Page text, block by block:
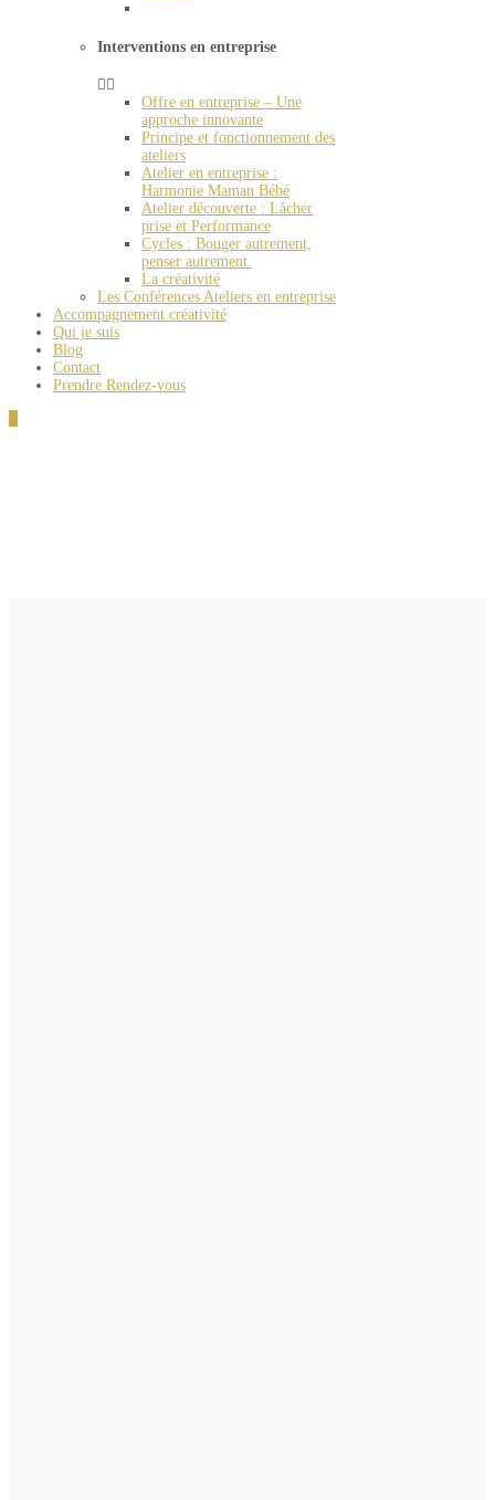
Interventions en entreprise
Offre en entreprise – Une
approche innovante
Principe et fonctionnement des
ateliers
Atelier en entreprise :
Harmonie Maman Bébé
Atelier découverte : Lâcher
prise et Performance
Cycles : Bouger autrement,
penser autrement.
La créativité
Les Conférences Ateliers en entreprise
Accompagnement créativité
Qui je suis
Blog
Contact
Prendre Rendez-vous